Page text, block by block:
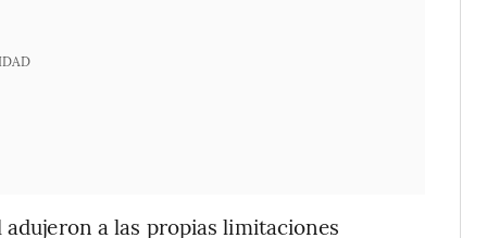
a las propias limitaciones